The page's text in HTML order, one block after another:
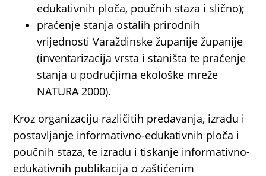
edukativnih ploča, poučnih staza i slično);
praćenje stanja ostalih prirodnih
vrijednosti Varaždinske županije županije
(inventarizacija vrsta i staništa te praćenje
stanja u područjima ekološke mreže
NATURA 2000).
Kroz organizaciju različitih predavanja, izradu i
postavljanje informativno-edukativnih ploča i
poučnih staza, te izradu i tiskanje informativno-
edukativnih publikacija o zaštićenim